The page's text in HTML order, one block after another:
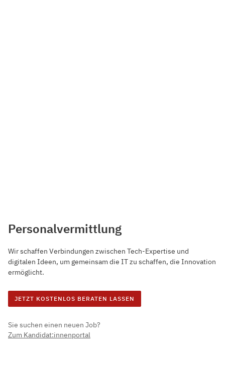
Personalvermittlung
Wir schaffen Verbindungen zwischen Tech-Expertise und
digitalen Ideen, um gemeinsam die IT zu schaffen, die Innovation
ermöglicht.
JETZT KOSTENLOS BERATEN LASSEN
Sie suchen einen neuen Job?
Zum Kandidat:innenportal